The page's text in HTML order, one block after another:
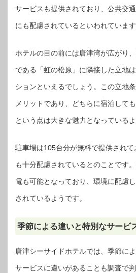
サービスも提供されており、公共交
にも配慮されているといわれています
ホテルの目の前には唐津湾が広がり
である「虹の松原」に隣接した立地
ションといえるでしょう。この立地
メリットであり、どちらに宿泊して
という点は大きな魅力となっているよ
駐車場は105台分が無料で提供され
も十分配慮されているとのことです
電も可能となっており、環境に配慮
されているようです。
季節による違いと特別なサービ
唐津シーサイドホテルでは、季節に
サービスに違いがあることも調査で